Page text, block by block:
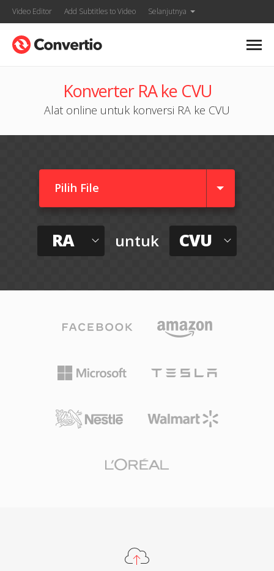
Video Editor Add Subtitles to Video Selanjutnya
Konverter RA ke CVU
Alat online untuk konversi RA ke CVU
Pilih File
RA untuk CVU